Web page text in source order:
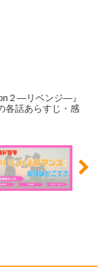
２―リベンジ―』
各話あらすじ・感